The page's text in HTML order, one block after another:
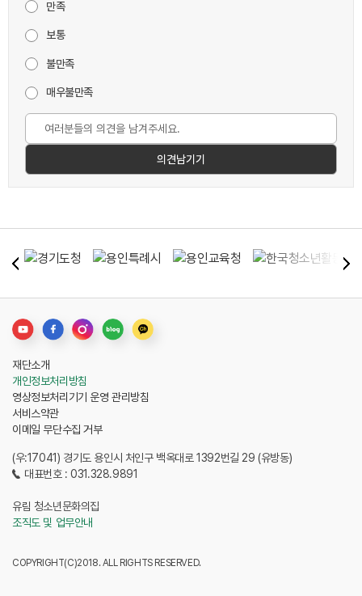
만족
보통
불만족
매우불만족
(우:17041) 경기도 용인시 처인구 백옥대로 1392번길 29 (유방동)
대표번호 : 031.328.9891
유림 청소년문화의집
조직도 및 업무안내
COPYRIGHT(C)2018. ALL RIGHTS RESERVED.
재단소개
개인정보처리방침
영상정보처리기기 운영 관리방침
서비스약관
이메일 무단수집 거부